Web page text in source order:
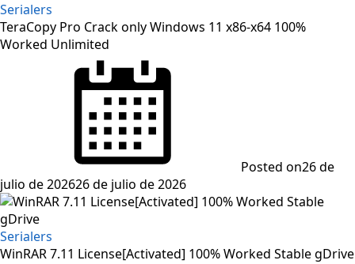
Serialers
TeraCopy Pro Crack only Windows 11 x86-x64 100%
Worked Unlimited
Posted on26 de
julio de 202626 de julio de 2026
Serialers
WinRAR 7.11 License[Activated] 100% Worked Stable gDrive